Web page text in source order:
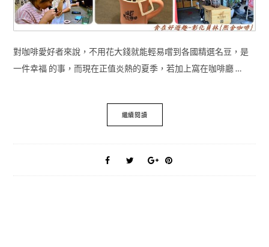
對咖啡愛好者來說，不用花大錢就能輕易嚐到各國精選名豆，是
一件幸福 的事，而現在正值炎熱的夏季，若加上窩在咖啡廳 …
繼續閱讀